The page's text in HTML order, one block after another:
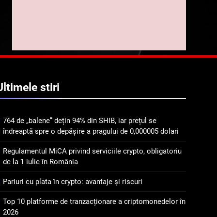
trasabilitatea cafelei
îndreaptă spre o depășire
dolari
2
Regulamentul MiCA
privind serviciile crypto,
obligatoriu de la 1 iulie în
Pariuri cu plata în crypto:
avantaje și riscuri
stiri
764 de „balene” dețin 94% din SHIB, iar prețul se
îndreaptă spre o depășire a pragului de 0,000005 dolari
Regulamentul MiCA privind serviciile crypto, obligatoriu
de la 1 iulie în România
Pariuri cu plata în crypto: avantaje și riscuri
Top 10 platforme de tranzacționare a criptomonedelor în
2026